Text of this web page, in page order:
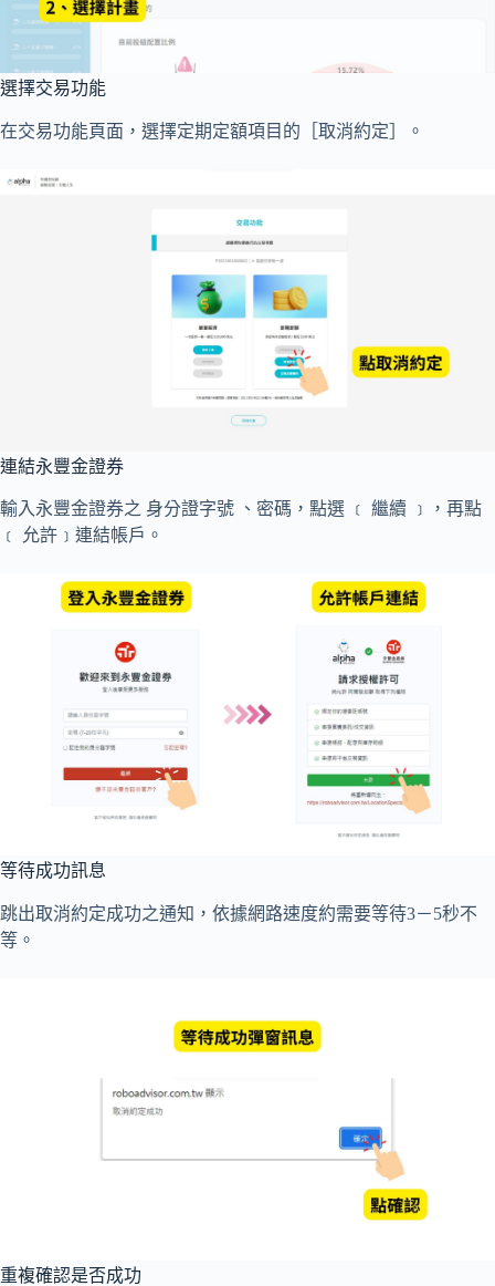
選擇交易功能
在交易功能頁面，選擇定期定額項目的［取消約定］。
連結永豐金證券
輸入永豐金證券之 身分證字號 、密碼，點選 ﹝ 繼續 ﹞，再點
﹝ 允許﹞連結帳戶。
等待成功訊息
跳出取消約定成功之通知，依據網路速度約需要等待3－5秒不
等。
重複確認是否成功